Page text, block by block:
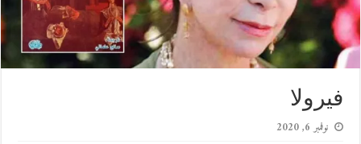
فيرولا
نوفمبر 6, 2020